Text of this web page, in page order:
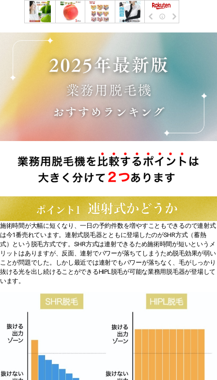
施術時間が大幅に短くなり、一日の予約件数を増やすこともできるので連射式
は今1番売れています。連射式脱毛器とともに登場したのがSHR方式（蓄熱
式）という脱毛方式です。SHR方式は連射できるため施術時間が短いというメ
リットはありますが、反面、連射でパワーが落ちてしまうため脱毛効果が弱い
ことが問題でした。しかし最近では連射でもパワーが落ちなく、毛がしっかり
抜ける光を出し続けることができるHIPL脱毛が可能な業務用脱毛器が登場して
います。